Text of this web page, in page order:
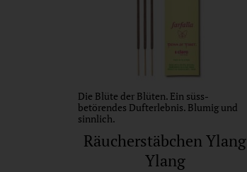
Die Blüte der Blüten. Ein süss-
betörendes Dufterlebnis. Blumig und
sinnlich.
Räucherstäbchen Ylang
Ylang